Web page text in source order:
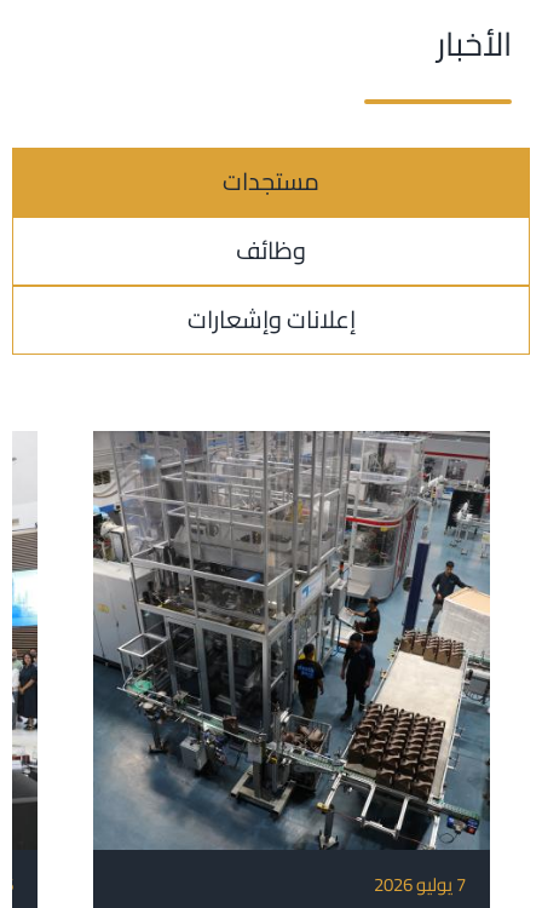
الأخبار
مستجدات
وظائف
إعلانات وإشعارات
7 يوليو 2026 6 يوليو 2026